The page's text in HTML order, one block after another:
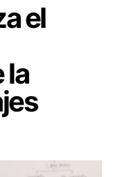
el
la